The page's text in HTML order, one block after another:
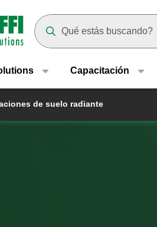
navigation
Capacitación
de suelo radiante